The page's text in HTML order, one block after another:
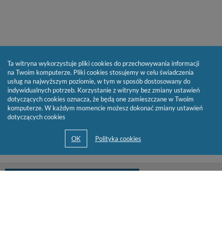
Ta witryna wykorzystuje pliki cookies do przechowywania informacji
na Twoim komputerze. Pliki cookies stosujemy w celu świadczenia
usług na najwyższym poziomie, w tym w sposób dostosowany do
indywidualnych potrzeb. Korzystanie z witryny bez zmiany ustawień
dotyczących cookies oznacza, że będą one zamieszczane w Twoim
komputerze. W każdym momencie możesz dokonać zmiany ustawień
dotyczących cookies